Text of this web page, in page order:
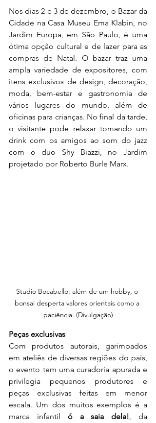
Nos dias 2 e 3 de dezembro, o Bazar da
Cidade na Casa Museu Ema Klabin, no
Jardim Europa, em São Paulo, é uma
ótima opção cultural e de lazer para as
compras de Natal. O bazar traz uma
ampla variedade de expositores, com
itens exclusivos de design, decoração,
moda, bem-estar e gastronomia de
vários lugares do mundo, além de
oficinas para crianças. No final da tarde,
o visitante pode relaxar tomando um
drink com os amigos ao som do jazz
com o duo Shy Biazzi, no Jardim
projetado por Roberto Burle Marx.
Studio Bocabello: além de um hobby, o
bonsai desperta valores orientais como a
paciência. (Divulgação)
Peças exclusivas
Com produtos autorais, garimpados
em ateliês de diversas regiões do país,
o evento tem uma curadoria apurada e
privilegia pequenos produtores e
peças exclusivas feitas em menor
escala. Um dos muitos exemplos é a
marca infantil ó a saia dela!, da